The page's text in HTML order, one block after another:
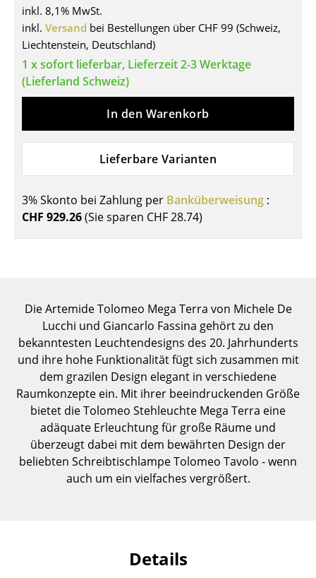
Couchtische
Schreibtische
Sekretäre & PC-Tische
Konferenztische
Servierwagen
Aufbewahren
Regale & Schränke
Bücherregale
Wandregale
Sideboards & Kommoden
TV Möbel
Beistell- & Rollcontainer
Kleinaufbewahrung
inkl. 8,1% MwSt.
inkl. Versand bei Bestellungen über CHF 99 (Schweiz,
Liechtenstein, Deutschland)
1 x sofort lieferbar, Lieferzeit 2-3 Werktage
(Lieferland Schweiz)
In den Warenkorb
Lieferbare Varianten
3% Skonto bei Zahlung per Banküberweisung :
CHF 929.26(Sie sparen CHF 28.74)
Die Artemide Tolomeo Mega Terra von Michele De
Lucchi und Giancarlo Fassina gehört zu den
bekanntesten Leuchtendesigns des 20. Jahrhunderts
und ihre hohe Funktionalität fügt sich zusammen mit
dem grazilen Design elegant in verschiedene
Raumkonzepte ein. Mit ihrer beeindruckenden Größe
bietet die Tolomeo Stehleuchte Mega Terra eine
adäquate Erleuchtung für große Räume und
überzeugt dabei mit dem bewährten Design der
beliebten Schreibtischlampe Tolomeo Tavolo - wenn
auch um ein vielfaches vergrößert.
Details